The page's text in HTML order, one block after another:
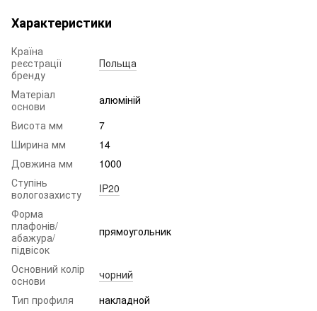
Характеристики
Країна
реєстрації
бренду
Польща
Матеріал
основи
алюміній
Висота мм
7
Ширина мм
14
Довжина мм
1000
Ступінь
вологозахисту
IP20
Форма
плафонів/
абажура/
підвісок
прямоугольник
Основний колір
основи
чорний
Тип профиля
накладной